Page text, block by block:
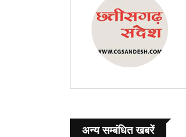
अन्य सम्बंधित खबरें